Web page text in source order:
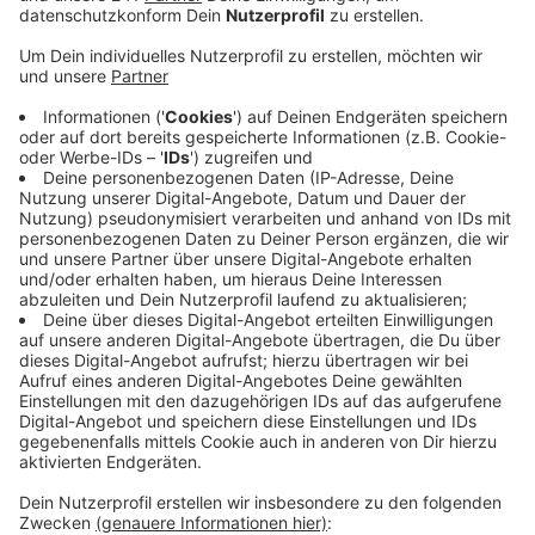
Anzeige
Wie die Polizei herausgefunden hat, haben die
Einbrecher ein Fenster im Drive-In aufgehebelt. Dann
haben sie versucht, einen Tresor zu öffnen. Doch sie
konnten weder den Tresor stehlen, noch das Geld.
Auch sonst haben die Täter nichts geklaut.
Einen der gesuchten Einbrecher beschreibt die
Euskirchener Polizei als hell gekleidet, mit Kapuze
über dem Kopf. Er soll schwarze Handschuhe getragen
haben. Die Polizei fragt jetzt, wer den Einbruch in der
Nacht zum Samstag am Georges-Girard-Ring in
Mechernich gesehen hat? Das war gegen 2:30 Uhr am
Samstagmorgen.
Anzeige